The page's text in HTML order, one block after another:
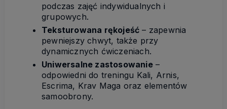
podczas zajęć indywidualnych i
grupowych.
Teksturowana rękojeść – zapewnia
pewniejszy chwyt, także przy
dynamicznych ćwiczeniach.
Uniwersalne zastosowanie–
odpowiedni do treningu Kali, Arnis,
Escrima, Krav Maga oraz elementów
samoobrony.